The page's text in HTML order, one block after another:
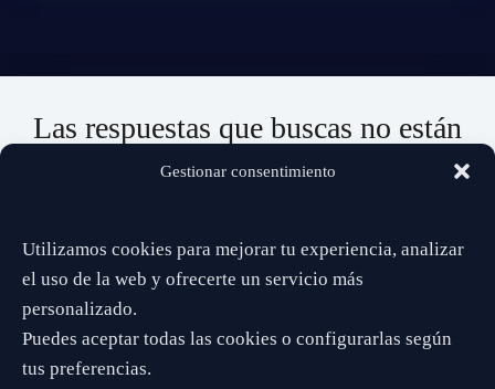
Gestionar consentimiento
Utilizamos cookies para mejorar tu experiencia, analizar
el uso de la web y ofrecerte un servicio más
personalizado.
Puedes aceptar todas las cookies o configurarlas según
tus preferencias.
Las respuestas que buscas no están
lejos…
📞 932 519 746
✔️ Directo ✔️ Privado ✔️ Sin esperas